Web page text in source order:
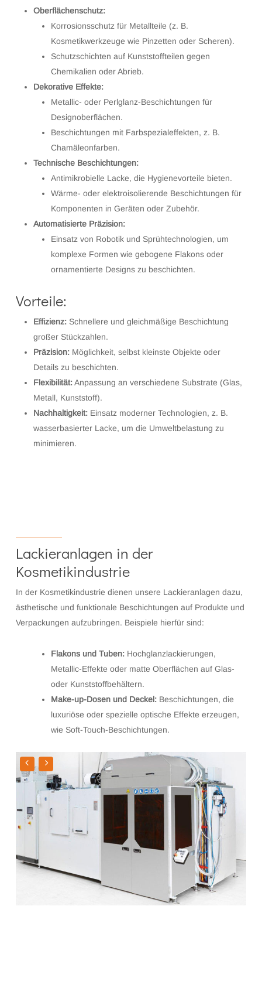
Oberflächenschutz:
Korrosionsschutz für Metallteile (z. B.
Kosmetikwerkzeuge wie Pinzetten oder Scheren).
Schutzschichten auf Kunststoffteilen gegen
Chemikalien oder Abrieb.
Dekorative Effekte:
Metallic- oder Perlglanz-Beschichtungen für
Designoberflächen.
Beschichtungen mit Farbspezialeffekten, z. B.
Chamäleonfarben.
Technische Beschichtungen:
Antimikrobielle Lacke, die Hygienevorteile bieten.
Wärme- oder elektroisolierende Beschichtungen für
Komponenten in Geräten oder Zubehör.
Automatisierte Präzision:
Einsatz von Robotik und Sprühtechnologien, um
komplexe Formen wie gebogene Flakons oder
ornamentierte Designs zu beschichten.
Vorteile:
Effizienz: Schnellere und gleichmäßige Beschichtung
großer Stückzahlen.
Präzision: Möglichkeit, selbst kleinste Objekte oder
Details zu beschichten.
Flexibilität:Anpassung an verschiedene Substrate (Glas,
Metall, Kunststoff).
Nachhaltigkeit: Einsatz moderner Technologien, z. B.
wasserbasierter Lacke, um die Umweltbelastung zu
minimieren.
Lackieranlagen in der
Kosmetikindustrie
In der Kosmetikindustrie dienen unsere Lackieranlagen dazu,
ästhetische und funktionale Beschichtungen auf Produkte und
Verpackungen aufzubringen. Beispiele hierfür sind:
Flakons und Tuben: Hochglanzlackierungen,
Metallic-Effekte oder matte Oberflächen auf Glas-
oder Kunststoffbehältern.
Make-up-Dosen und Deckel: Beschichtungen, die
luxuriöse oder spezielle optische Effekte erzeugen,
wie Soft-Touch-Beschichtungen.